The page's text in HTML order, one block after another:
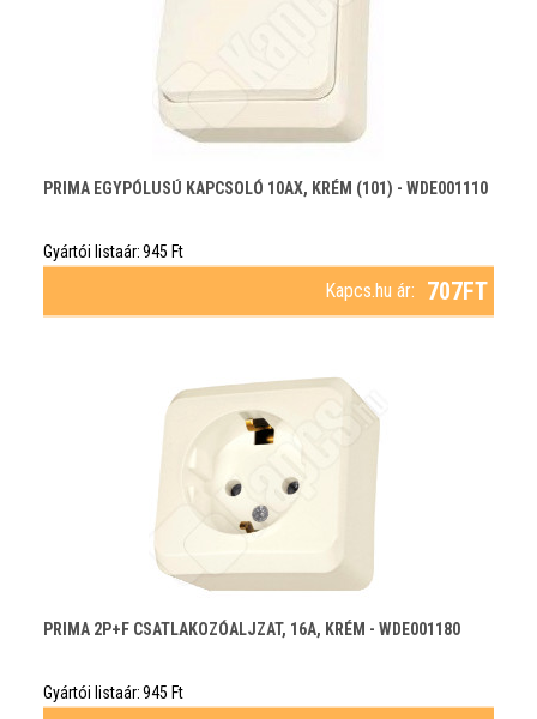
PRIMA EGYPÓLUSÚ KAPCSOLÓ 10AX, KRÉM (101) - WDE001110
Gyártói listaár: 945 Ft
Kapcs.hu ár: 707FT
PRIMA 2P+F CSATLAKOZÓALJZAT, 16A, KRÉM - WDE001180
Gyártói listaár: 945 Ft